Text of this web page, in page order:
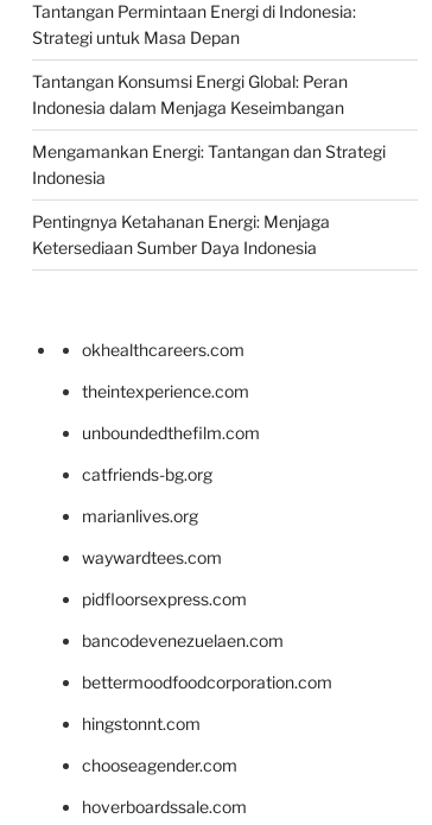
Tantangan Permintaan Energi di Indonesia:
Strategi untuk Masa Depan
Tantangan Konsumsi Energi Global: Peran
Indonesia dalam Menjaga Keseimbangan
Mengamankan Energi: Tantangan dan Strategi
Indonesia
Pentingnya Ketahanan Energi: Menjaga
Ketersediaan Sumber Daya Indonesia
okhealthcareers.com
theintexperience.com
unboundedthefilm.com
catfriends-bg.org
marianlives.org
waywardtees.com
pidfloorsexpress.com
bancodevenezuelaen.com
bettermoodfoodcorporation.com
hingstonnt.com
chooseagender.com
hoverboardssale.com